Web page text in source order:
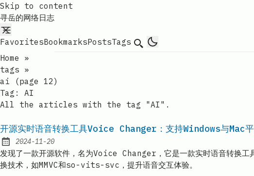
Skip to content
寻岳的网络日志
FavoritesBookmarksPostsTags Search
Home
»
tags »
ai (page 12)
Tag: AI
All the articles with the tag "AI".
开源实时语音转换工具Voice Changer：支持Windows与Mac
Published:
2024-11-20
发现了一款开源软件，名为Voice Changer，它是一款实时语音转换工
换技术，如MMVC和so-vits-svc，提升语音交互体验。